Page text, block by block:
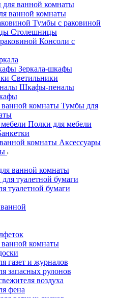
ванной комнаты
Тумбы с раковиной
Столешницы
Консоли с
Зеркала-шкафы
Светильники
Шкафы-пеналы
Тумбы для
Полки для мебели
Аксессуары
ванной комнаты
туалетной бумаги
комнаты
газет и журналов
запасных рулонов
воздуха
фена